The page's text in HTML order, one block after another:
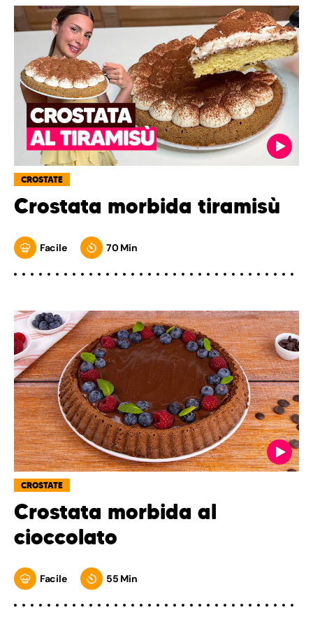
CROSTATE
Crostata morbida tiramisù
Facile 70 Min
CROSTATE
Crostata morbida al
cioccolato
Facile 55 Min